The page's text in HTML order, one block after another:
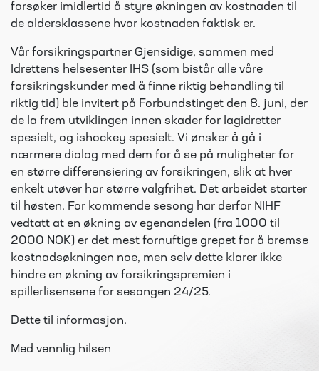
forsøker imidlertid å styre økningen av kostnaden til
de aldersklassene hvor kostnaden faktisk er.
Vår forsikringspartner Gjensidige, sammen med
Idrettens helsesenter IHS (som bistår alle våre
forsikringskunder med å finne riktig behandling til
riktig tid) ble invitert på Forbundstinget den 8. juni, der
de la frem utviklingen innen skader for lagidretter
spesielt, og ishockey spesielt. Vi ønsker å gå i
nærmere dialog med dem for å se på muligheter for
en større differensiering av forsikringen, slik at hver
enkelt utøver har større valgfrihet. Det arbeidet starter
til høsten. For kommende sesong har derfor NIHF
vedtatt at en økning av egenandelen (fra 1000 til
2000 NOK) er det mest fornuftige grepet for å bremse
kostnadsøkningen noe, men selv dette klarer ikke
hindre en økning av forsikringspremien i
spillerlisensene for sesongen 24/25.
Dette til informasjon.
Med vennlig hilsen